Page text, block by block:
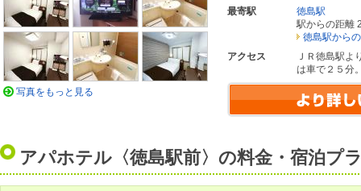
最寄駅
徳島駅
駅からの距離
徳島駅から
アクセス
ＪＲ徳島駅よ
は車で２５分
写真をもっと見る
アパホテル〈徳島駅前〉の料金・宿泊プ